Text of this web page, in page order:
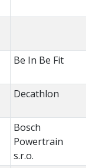
Be In Be Fit
Decathlon
Bosch
Powertrain
s.r.o.